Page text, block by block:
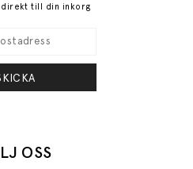
direkt till din inkorg
OSS